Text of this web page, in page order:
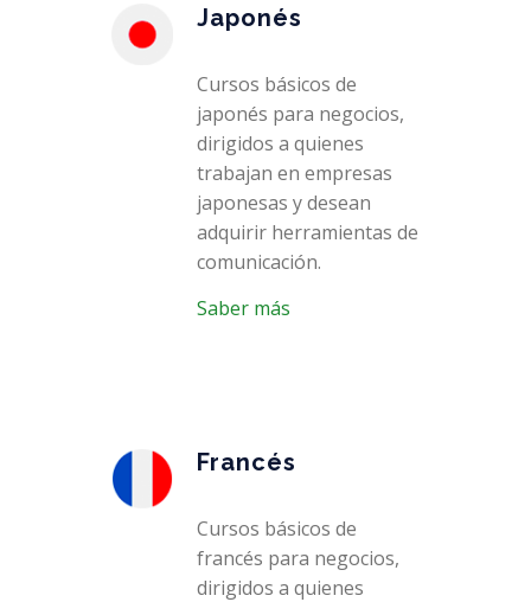
Japonés
Cursos básicos de
japonés para negocios,
dirigidos a quienes
trabajan en empresas
japonesas y desean
adquirir herramientas de
comunicación.
Saber más
Francés
Cursos básicos de
francés para negocios,
dirigidos a quienes